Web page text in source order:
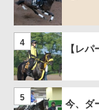
4
【レ
5
今、ダ